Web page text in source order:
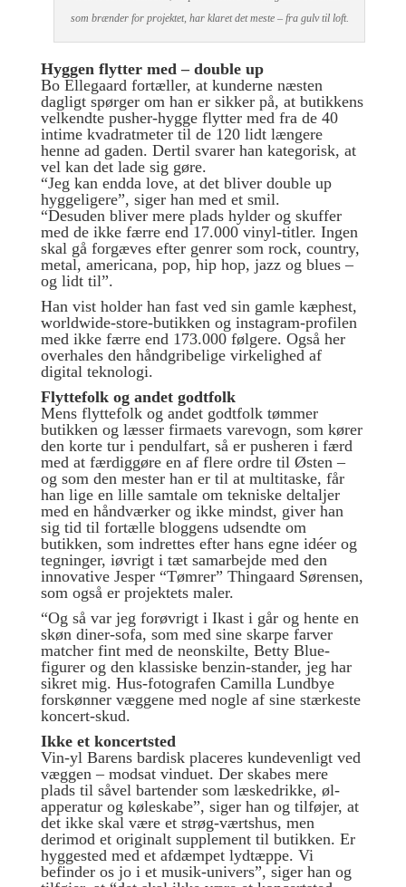
som brænder for projektet, har klaret det meste – fra gulv til loft.
Hyggen flytter med – double up
Bo Ellegaard fortæller, at kunderne næsten
dagligt spørger om han er sikker på, at butikkens
velkendte pusher-hygge flytter med fra de 40
intime kvadratmeter til de 120 lidt længere
henne ad gaden. Dertil svarer han kategorisk, at
vel kan det lade sig gøre.
“Jeg kan endda love, at det bliver double up
hyggeligere”, siger han med et smil.
“Desuden bliver mere plads hylder og skuffer
med de ikke færre end 17.000 vinyl-titler. Ingen
skal gå forgæves efter genrer som rock, country,
metal, americana, pop, hip hop, jazz og blues –
og lidt til”.
Han vist holder han fast ved sin gamle kæphest,
worldwide-store-butikken og instagram-profilen
med ikke færre end 173.000 følgere. Også her
overhales den håndgribelige virkelighed af
digital teknologi.
Flyttefolk og andet godtfolk
Mens flyttefolk og andet godtfolk tømmer
butikken og læsser firmaets varevogn, som kører
den korte tur i pendulfart, så er pusheren i færd
med at færdiggøre en af flere ordre til Østen –
og som den mester han er til at multitaske, får
han lige en lille samtale om tekniske deltaljer
med en håndværker og ikke mindst, giver han
sig tid til fortælle bloggens udsendte om
butikken, som indrettes efter hans egne idéer og
tegninger, iøvrigt i tæt samarbejde med den
innovative Jesper “Tømrer” Thingaard Sørensen,
som også er projektets maler.
“Og så var jeg forøvrigt i Ikast i går og hente en
skøn diner-sofa, som med sine skarpe farver
matcher fint med de neonskilte, Betty Blue-
figurer og den klassiske benzin-stander, jeg har
sikret mig. Hus-fotografen Camilla Lundbye
forskønner væggene med nogle af sine stærkeste
koncert-skud.
Ikke et koncertsted
Vin-yl Barens bardisk placeres kundevenligt ved
væggen – modsat vinduet. Der skabes mere
plads til såvel bartender som læskedrikke, øl-
apperatur og køleskabe”, siger han og tilføjer, at
det ikke skal være et strøg-værtshus, men
derimod et originalt supplement til butikken. Er
hyggested med et afdæmpet lydtæppe. Vi
befinder os jo i et musik-univers”, siger han og